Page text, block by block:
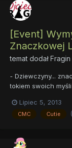
[Event]
Znaczkowej
temat dodałFragin
- Dziewczyny...
tokiem swoich
byka na swoją
chciała -
Lipiec 5, 2013
CMC Cutie